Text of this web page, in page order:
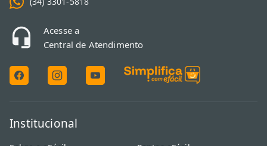
Acesse a
Central de Atendimento
Institucional